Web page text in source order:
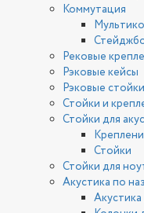
Коммутация
Рековые
Рэковые кейсы
Рэковые стойки
Стойки и
Стойки для
Стойки
Стойки для
Акустика по